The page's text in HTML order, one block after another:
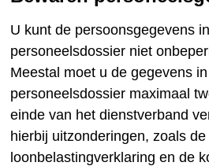
U kunt de persoonsgegevens
personeelsdossier niet
Meestal moet u de gegevens
personeelsdossier maximaal
einde van het dienstverband
hierbij uitzonderingen, zoals de
loonbelastingverklaring en de